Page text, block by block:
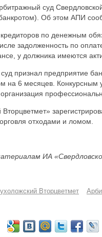
суд
Об этом АПИ
по денежным
задолженность по
у должника имеются
признал предприятие
на 6 месяцев.
отходами и ломом.
ИА
Вторцветмет